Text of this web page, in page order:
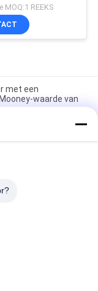
MOQ:1 REEKS
met een
waarde van
van de
zonder Rotor
een botssnelheid